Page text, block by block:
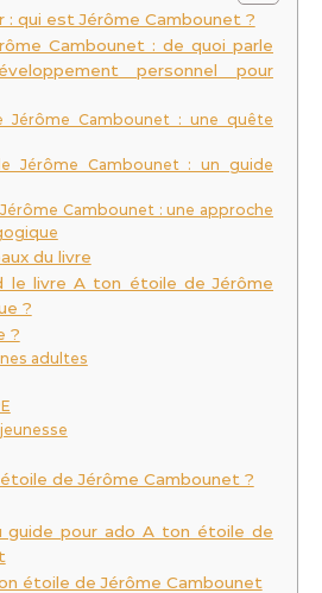
: qui est Jérôme Cambounet ?
Cambounet : de quoi parle
personnel pour
Cambounet : une quête
Jérôme Cambounet : un guide
Cambounet : une approche
du livre
le livre A ton étoile de Jérôme
?
?
adultes
de Jérôme Cambounet ?
guide pour ado A ton étoile de
étoile de Jérôme Cambounet